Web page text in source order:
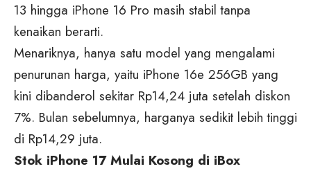
13 hingga iPhone 16 Pro masih stabil tanpa
kenaikan berarti.
Menariknya, hanya satu model yang mengalami
penurunan harga, yaitu iPhone 16e 256GB yang
kini dibanderol sekitar Rp14,24 juta setelah diskon
7%. Bulan sebelumnya, harganya sedikit lebih tinggi
di Rp14,29 juta.
Stok iPhone 17 Mulai Kosong di iBox